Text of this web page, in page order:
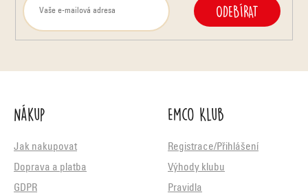
ODEBÍRAT
Nákup
Jak nakupovat
Doprava a platba
GDPR
Emco Klub
Registrace/Přihlášení
Výhody klubu
Pravidla